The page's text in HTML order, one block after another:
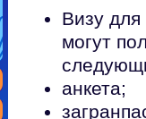
Визу
могут
анкета;